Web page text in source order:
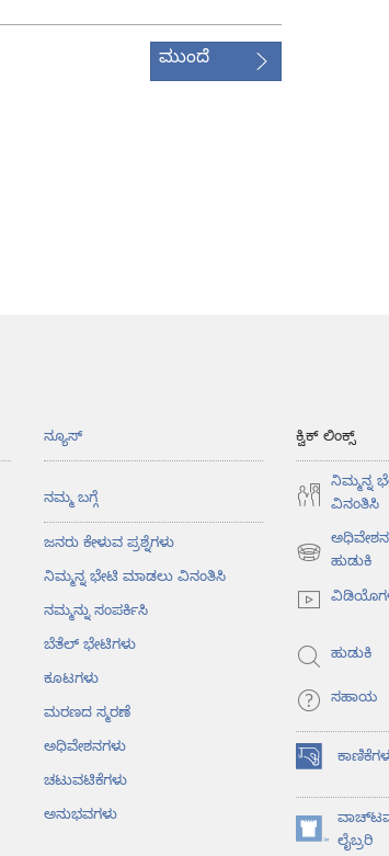
ಮುಂದೆ
ನ್ಯೂಸ್‌
ನಮ್ಮ ಬಗ್ಗೆ
ಜನರು ಕೇಳುವ ಪ್ರಶ್ನೆಗಳು
ನಿಮ್ಮನ್ನ ಭೇಟಿ ಮಾಡಲು ವಿನಂತಿಸಿ
ನಮ್ಮನ್ನು ಸಂಪರ್ಕಿಸಿ
ಬೆತೆಲ್‌ ಭೇಟಿಗಳು
ಕೂಟಗಳು
ಮರಣದ ಸ್ಮರಣೆ
ಅಧಿವೇಶನಗಳು
ಚಟುವಟಿಕೆಗಳು
ಅನುಭವಗಳು
ಕ್ವಿಕ್ ಲಿಂಕ್ಸ್
ನಿಮ್ಮನ್ನ
ವಿನಂತಿಸಿ
ಹುಡುಕಿ
(opens
window)
ಹುಡುಕಿ
ಸಹಾಯ
(opens
new
window)
ಲೈಬ್ರರಿ
(opens